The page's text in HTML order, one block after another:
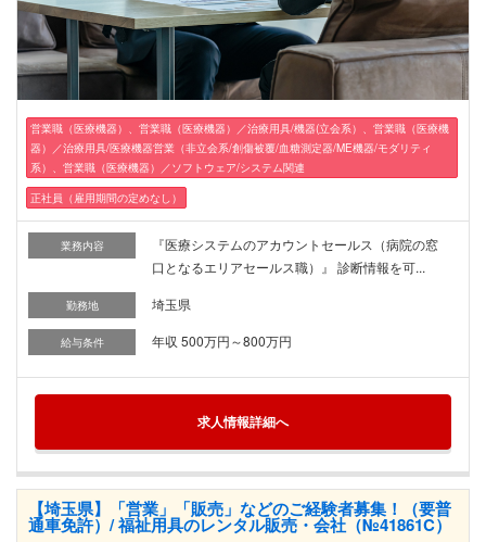
営業職（医療機器）、営業職（医療機器）／治療用具/機器(立会系）、営業職（医療機
器）／治療用具/医療機器営業（非立会系/創傷被覆/血糖測定器/ME機器/モダリティ
系）、営業職（医療機器）／ソフトウェア/システム関連
正社員（雇用期間の定めなし）
業務内容
『医療システムのアカウントセールス（病院の窓
口となるエリアセールス職）』 診断情報を可...
勤務地 埼玉県
給与条件 年収 500万円～800万円
求人情報詳細へ
【埼玉県】「営業」「販売」などのご経験者募集！（要普
通車免許）/ 福祉用具のレンタル販売・会社（№41861C）